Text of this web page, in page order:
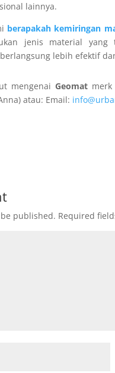
lainnya.
berapakah kemiringan
jenis material
lebih efektif
mengenai Geomat
atau: Email:
published. Required